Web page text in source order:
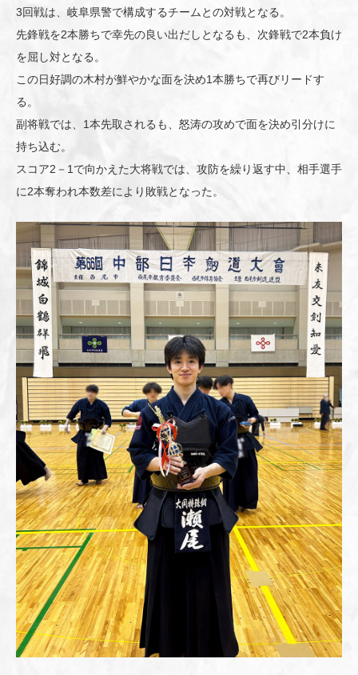
3回戦は、岐阜県警で構成するチームとの対戦となる。
先鋒戦を2本勝ちで幸先の良い出だしとなるも、次鋒戦で2本負け
を屈し対となる。
この日好調の木村が鮮やかな面を決め1本勝ちで再びリードす
る。
副将戦では、1本先取されるも、怒涛の攻めで面を決め引分けに
持ち込む。
スコア2－1で向かえた大将戦では、攻防を繰り返す中、相手選手
に2本奪われ本数差により敗戦となった。